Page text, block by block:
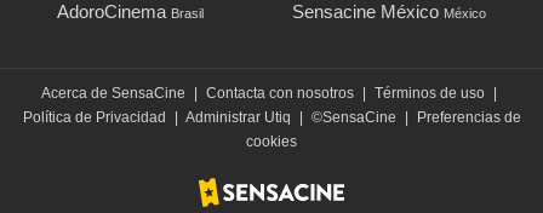
AdoroCinema Brasil Sensacine México México
Acerca de SensaCine Contacta con nosotros Términos de uso
Política de Privacidad
Administrar Utiq ©SensaCine
Preferencias de
cookies